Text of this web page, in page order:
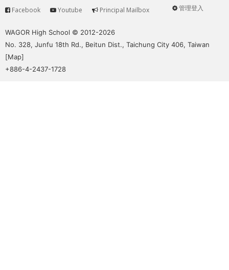
User
管理登入
Service
Facebook Youtube Principal Mailbox
WAGOR High School © 2012-2026
No. 328, Junfu 18th Rd., Beitun Dist., Taichung City 406, Taiwan
[Map]
+886-4-2437-1728